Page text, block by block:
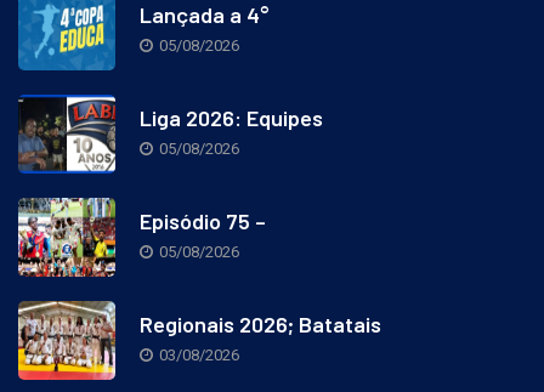
Lançada a 4°
05/08/2026
Liga 2026: Equipes
05/08/2026
Episódio 75 –
05/08/2026
Regionais 2026; Batatais
03/08/2026